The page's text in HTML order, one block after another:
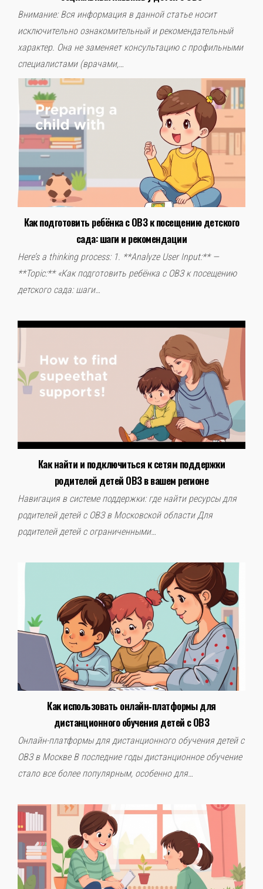
Внимание: Вся информация в данной статье носит
исключительно ознакомительный и рекомендательный
характер. Она не заменяет консультацию с профильными
специалистами (врачами,…
Как подготовить ребёнка с ОВЗ к посещению детского
сада: шаги и рекомендации
Here’s a thinking process: 1. **Analyze User Input:** —
**Topic:** «Как подготовить ребёнка с ОВЗ к посещению
детского сада: шаги…
Как найти и подключиться к сетям поддержки
родителей детей ОВЗ в вашем регионе
Навигация в системе поддержки: где найти ресурсы для
родителей детей с ОВЗ в Московской области Для
родителей детей с ограниченными…
Как использовать онлайн‑платформы для
дистанционного обучения детей с ОВЗ
Онлайн-платформы для дистанционного обучения детей с
ОВЗ в Москве В последние годы дистанционное обучение
стало все более популярным, особенно для…